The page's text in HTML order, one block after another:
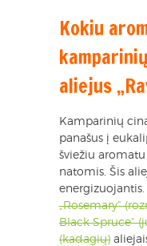
Kokiu
aliejus
Kamparinių
panašus į
šviežiu
natomis. Šis
„Rosemary“
Black Spruce“
(kadagių)